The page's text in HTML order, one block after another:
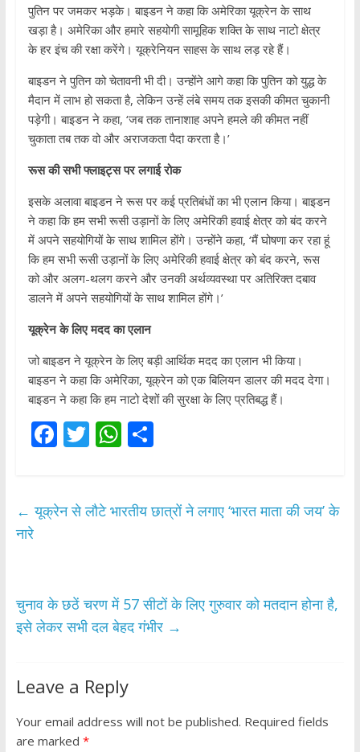
पुतिन पर जमकर भड़के। बाइडन ने कहा कि अमेरिका यूक्रेन के साथ
खड़ा है। अमेरिका और हमारे सहयोगी सामूहिक शक्ति के साथ नाटो क्षेत्र
के हर इंच की रक्षा करेंगे। यूक्रेनियन साहस के साथ लड़ रहे हैं।
बाइडन ने पुतिन को चेतावनी भी दी। उन्होंने आगे कहा कि पुतिन को युद्ध के
मैदान में लाभ हो सकता है, लेकिन उन्हें लंबे समय तक इसकी कीमत चुकानी
पड़ेगी। बाइडन ने कहा, ‘जब तक तानाशाह अपने हमले की कीमत नहीं
चुकाता तब तक वो और अराजकता पैदा करता है।’
रूस की सभी फ्लाइट्स पर लगाई रोक
इसके अलावा बाइडन ने रूस पर कई प्रतिबंधों का भी एलान किया। बाइडन
ने कहा कि हम सभी रूसी उड़ानों के लिए अमेरिकी हवाई क्षेत्र को बंद करने
में अपने सहयोगियों के साथ शामिल होंगे। उन्होंने कहा, ‘मैं घोषणा कर रहा हूं
कि हम सभी रूसी उड़ानों के लिए अमेरिकी हवाई क्षेत्र को बंद करने, रूस
को और अलग-थलग करने और उनकी अर्थव्यवस्था पर अतिरिक्त दबाव
डालने में अपने सहयोगियों के साथ शामिल होंगे।’
यूक्रेन के लिए मदद का एलान
जो बाइडन ने यूक्रेन के लिए बड़ी आर्थिक मदद का एलान भी किया।
बाइडन ने कहा कि अमेरिका, यूक्रेन को एक बिलियन डालर की मदद देगा।
बाइडन ने कहा कि हम नाटो देशों की सुरक्षा के लिए प्रतिबद्ध हैं।
F
b
T
er
W
s
S
e
← यूक्रेन से लौटे भारतीय छात्रों ने लगाए ‘भारत माता की जय’ के
नारे
चुनाव के छठें चरण में 57 सीटों के लिए गुरुवार को मतदान होना है,
इसे लेकर सभी दल बेहद गंभीर →
Leave a Reply
Your email address will not be published. Required fields
are marked *